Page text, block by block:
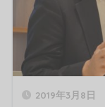
2019年3月8日